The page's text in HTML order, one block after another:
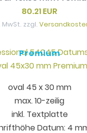
80.21 EUR
MwSt. zzgl.
Premium
oval 45 x 30 mm
max. 10-zeilig
inkl. Textplatte
Datum: 4